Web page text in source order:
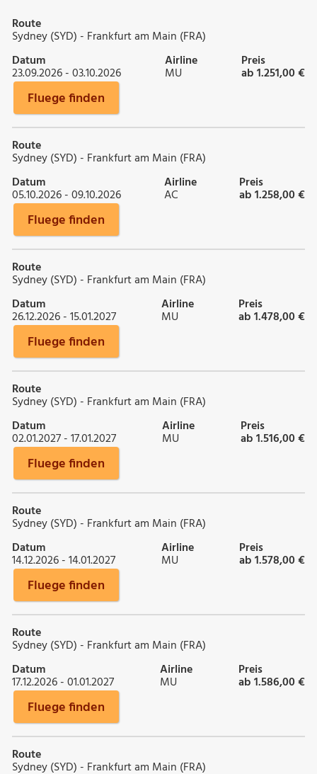
Route
Sydney (SYD) - Frankfurt am Main (FRA)
Datum
23.09.2026 - 03.10.2026
Airline
MU
Preis
ab 1.251,00 €
Fluege finden
Route
Sydney (SYD) - Frankfurt am Main (FRA)
Datum
05.10.2026 - 09.10.2026
Airline
AC
Preis
ab 1.258,00 €
Fluege finden
Route
Sydney (SYD) - Frankfurt am Main (FRA)
Datum
26.12.2026 - 15.01.2027
Airline
MU
Preis
ab 1.478,00 €
Fluege finden
Route
Sydney (SYD) - Frankfurt am Main (FRA)
Datum
02.01.2027 - 17.01.2027
Airline
MU
Preis
ab 1.516,00 €
Fluege finden
Route
Sydney (SYD) - Frankfurt am Main (FRA)
Datum
14.12.2026 - 14.01.2027
Airline
MU
Preis
ab 1.578,00 €
Fluege finden
Route
Sydney (SYD) - Frankfurt am Main (FRA)
Datum
17.12.2026 - 01.01.2027
Airline
MU
Preis
ab 1.586,00 €
Fluege finden
Route
Sydney (SYD) - Frankfurt am Main (FRA)